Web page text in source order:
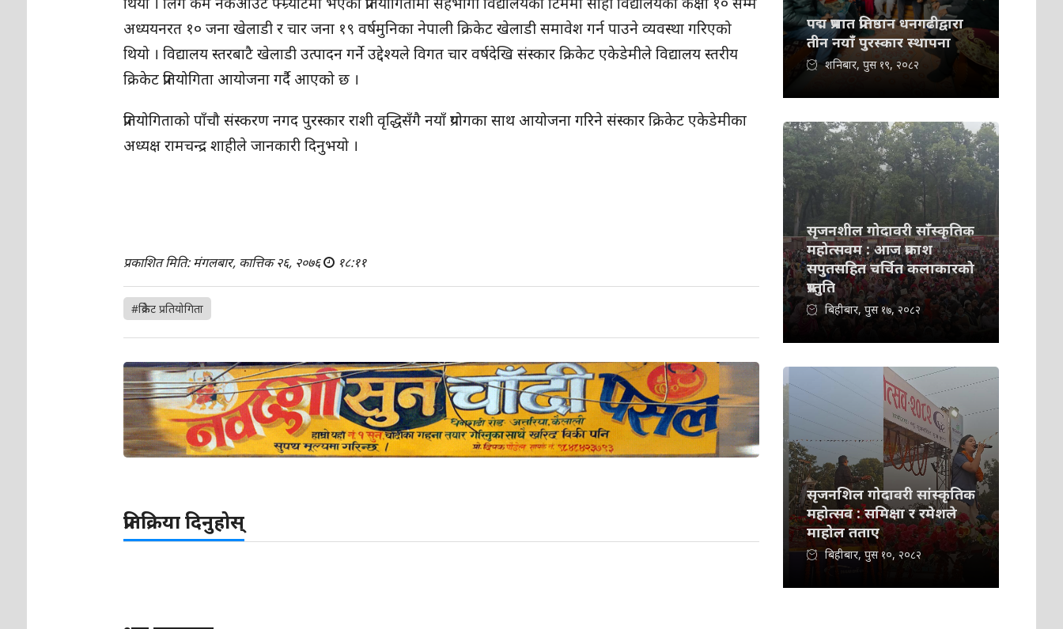
अध्ययनरत १० जना खेलाडी र चार जना १९ वर्षमुनिका नेपाली क्रिकेट खेलाडी समावेश गर्न पाउने व्यवस्था गरिएको
थियो । विद्यालय स्तरबाटै खेलाडी उत्पादन गर्ने उद्देश्यले विगत चार वर्षदेखि संस्कार क्रिकेट एकेडेमीले विद्यालय स्तरीय
क्रिकेट प्रतियोगिता आयोजना गर्दै आएको छ ।
प्रतियोगिताको पाँचौ संस्करण नगद पुरस्कार राशी वृद्धिसँगै नयाँ प्रयोगका साथ आयोजना गरिने संस्कार क्रिकेट एकेडेमीका
अध्यक्ष रामचन्द्र शाहीले जानकारी दिनुभयो ।
प्रकाशित मिति: मंगलबार, कात्तिक २६, २०७६ १८:११
#क्रिकेट प्रतियोगिता
प्रतिक्रिया दिनुहोस्
पद्म प्रभात प्रतिष्ठान धनगढीद्वारा
तीन नयाँ पुरस्कार स्थापना
शनिबार, पुस १९, २०८२
सृजनशील गोदावरी साँस्कृतिक
महोत्सवम : आज प्रकाश
सपुतसहित चर्चित कलाकारको
प्रस्तुति
बिहीबार, पुस १७, २०८२
सृजनशिल गोदावरी सांस्कृतिक
महोत्सव : समिक्षा र रमेशले
माहोल तताए
बिहीबार, पुस १०, २०८२